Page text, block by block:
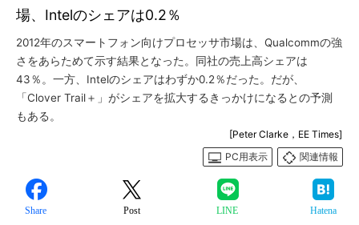
場、Intelのシェアは0.2％
2012年のスマートフォン向けプロセッサ市場は、Qualcommの強
さをあらためて示す結果となった。同社の売上高シェアは
43％。一方、Intelのシェアはわずか0.2％だった。だが、
「Clover Trail＋」がシェアを拡大するきっかけになるとの予測
もある。
[Peter Clarke，EE Times]
PC用表示
関連情報
Share Post LINE Hatena